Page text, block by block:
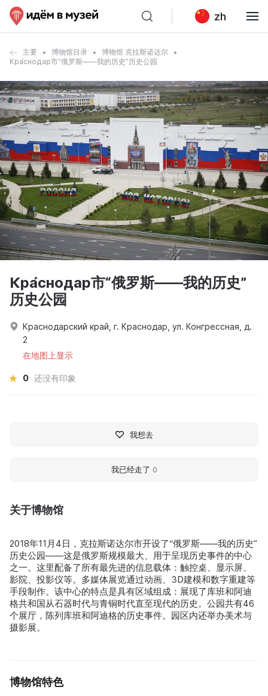
zh
主要 博物馆目录
博物馆 克拉斯诺达尔
Кра́снодар市“俄罗斯——我的历史”历史公园
关于博物馆
2018年11月4日，克拉斯诺达尔市开设了“俄罗斯——我的历史”
历史公园——这是俄罗斯规模最大、用于呈现历史事件的中心
之一。这里配备了所有最先进的信息载体：触控桌、显示屏、
影院、投影仪等。多媒体展览通过动画、3D建模和数字重建等
手段制作。该中心的特点是具有区域组成：展现了库班和阿迪
格共和国从石器时代与青铜时代直至现代的历史。公园共有46
个展厅，陈列库班和阿迪格的历史事件。园区内还举办美术与
摄影展。
博物馆特色
Кра́снодар市“俄罗斯——我的历史”
历史公园
Краснодарский край, г. Краснодар, ул. Конгрессная, д.
2
在地图上显示
0 还没有印象
我想去
我已经走了 0